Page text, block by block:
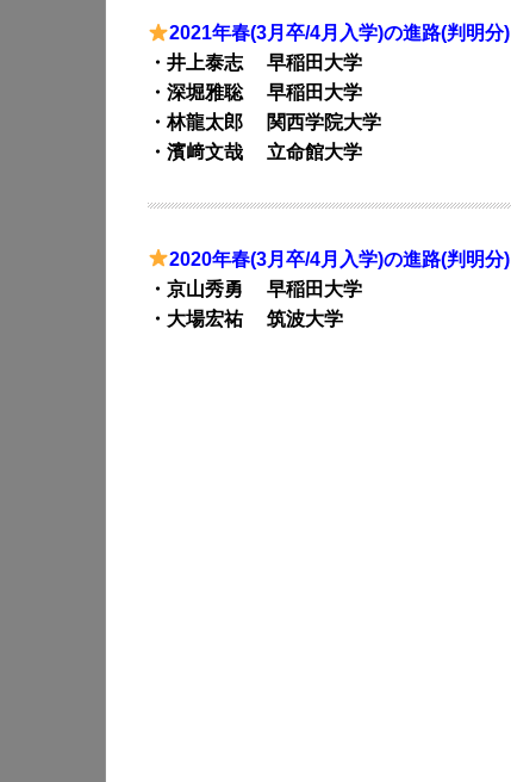
2021年春(3月卒/4月入学)の進路(判明分)
・井上泰志 早稲田大学
・深堀雅聡 早稲田大学
・林龍太郎 関西学院大学
・濱﨑文哉 立命館大学
2020年春(3月卒/4月入学)の進路(判明分)
・京山秀勇 早稲田大学
・大場宏祐 筑波大学